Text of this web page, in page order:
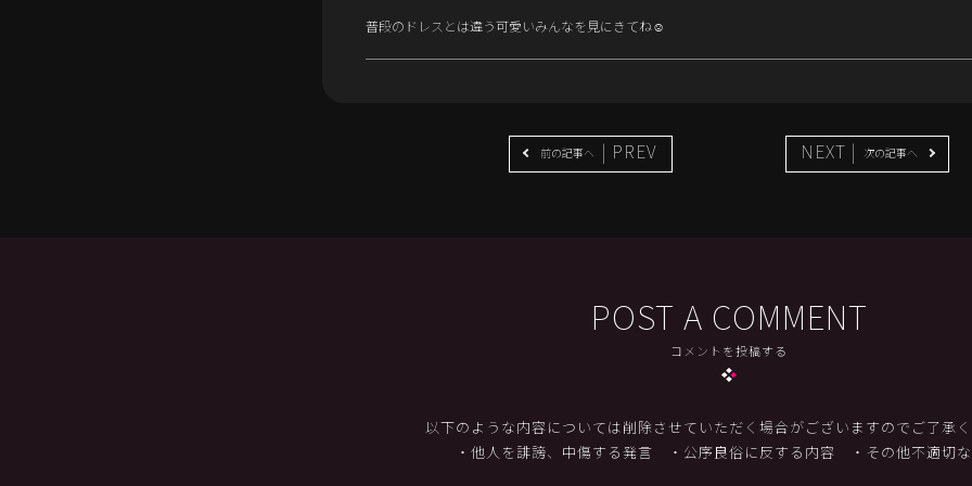
普段のドレスとは違う可愛いみんなを見にきてね☺️
前の記事へ | PREV NEXT | 次の記事へ
POST A COMMENT
コメントを投稿する
以下のような内容については削除させていただく場合がございますのでご了承く
・他人を誹謗、中傷する発言
・公序良俗に反する内容 ・その他不適切